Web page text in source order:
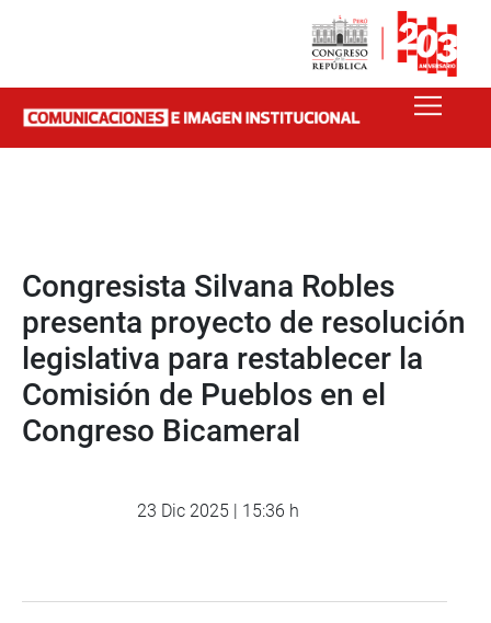
Congresista Silvana Robles
presenta proyecto de resolución
legislativa para restablecer la
Comisión de Pueblos en el
Congreso Bicameral
23 Dic 2025 | 15:36 h